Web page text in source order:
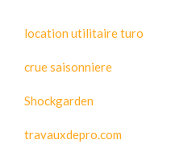
location utilitaire turo
crue saisonniere
Shockgarden
travauxdepro.com